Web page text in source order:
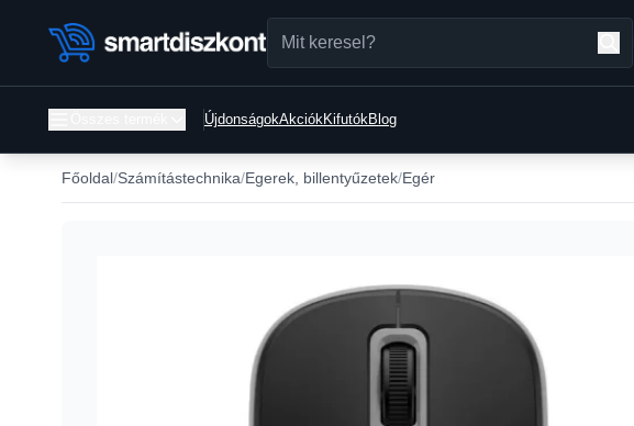
ÚjdonságokAkciókKifutókBlog
Főoldal Számítástechnika Egerek, billentyűzetek Egér